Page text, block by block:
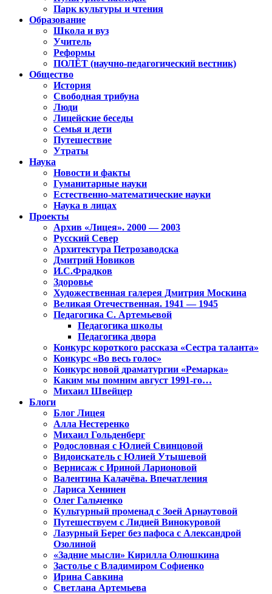
Парк культуры и чтения
Образование
Школа и вуз
Учитель
Реформы
ПОЛЁТ (научно-педагогический вестник)
Общество
История
Свободная трибуна
Люди
Лицейские беседы
Семья и дети
Путешествие
Утраты
Наука
Новости и факты
Гуманитарные науки
Естественно-математические науки
Наука в лицах
Проекты
Архив «Лицея». 2000 — 2003
Русский Север
Архитектура Петрозаводска
Дмитрий Новиков
И.С.Фрадков
Здоровье
Художественная галерея Дмитрия Москина
Великая Отечественная. 1941 — 1945
Педагогика С. Артемьевой
Педагогика школы
Педагогика двора
Конкурс короткого рассказа «Сестра таланта»
Конкурс «Во весь голос»
Конкурс новой драматургии «Ремарка»
Каким мы помним август 1991-го…
Михаил Швейцер
Блоги
Блог Лицея
Алла Нестеренко
Михаил Гольденберг
Родословная с Юлией Свинцовой
Видоискатель с Юлией Утышевой
Вернисаж с Ириной Ларионовой
Валентина Калачёва. Впечатления
Лариса Хенинен
Олег Гальченко
Культурный променад с Зоей Арнаутовой
Путешествуем с Лидией Винокуровой
Лазурный Берег без пафоса с Александрой
Озолиной
«Задние мысли» Кирилла Олюшкина
Застолье с Владимиром Софиенко
Ирина Савкина
Светлана Артемьева